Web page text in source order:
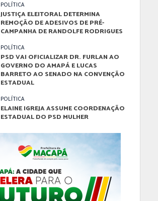
POLÍTICA
JUSTIÇA ELEITORAL DETERMINA
REMOÇÃO DE ADESIVOS DE PRÉ-
CAMPANHA DE RANDOLFE RODRIGUES
POLÍTICA
PSD VAI OFICIALIZAR DR. FURLAN AO
GOVERNO DO AMAPÁ E LUCAS
BARRETO AO SENADO NA CONVENÇÃO
ESTADUAL
POLÍTICA
ELAINE IGREJA ASSUME COORDENAÇÃO
ESTADUAL DO PSD MULHER